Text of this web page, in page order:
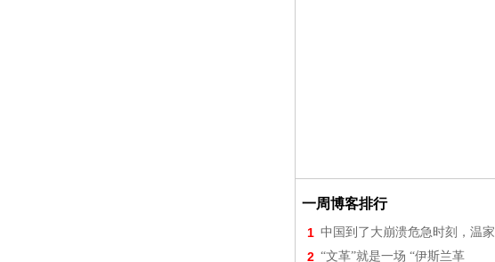
一周博客排行
1 中国到了大崩溃危急时刻，温家
2 “文革”就是一场 “伊斯兰革